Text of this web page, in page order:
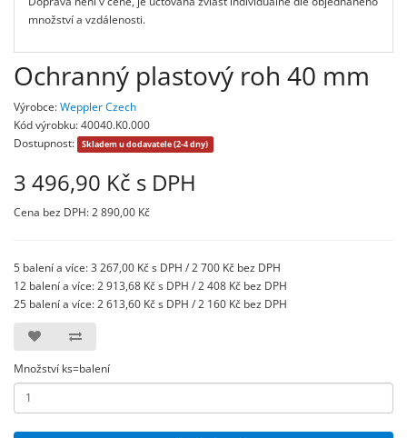
množství a vzdálenosti.
Ochranný plastový roh 40 mm
Výrobce:Weppler Czech
Kód výrobku: 40040.K0.000
Dostupnost:
Skladem u dodavatele (2-4 dny)
3 496,90 Kč s DPH
Cena bez DPH: 2 890,00 Kč
5 balení a více: 3 267,00 Kč s DPH / 2 700 Kč bez DPH
12 balení a více: 2 913,68 Kč s DPH / 2 408 Kč bez DPH
25 balení a více: 2 613,60 Kč s DPH / 2 160 Kč bez DPH
Množství ks=balení